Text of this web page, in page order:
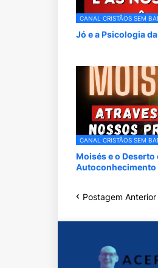
CANAL CRISTÃOS SEM
Jó e a Psicologia
CANAL CRISTÃOS SEM
Moisés e o
Autoconhecimento
Postagem Anterior